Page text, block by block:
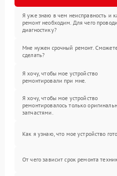
Я уже знаю в чем неисправность и
ремонт необходим. Для чего
диагностику?
Мне нужен срочный ремонт.
сделать?
Я хочу, чтобы мое устройство
ремонтировали при мне.
Я хочу, чтобы мое устройство
ремонтировалось только
запчастями.
Как я узнаю, что мое устройство
От чего зависит срок ремонта